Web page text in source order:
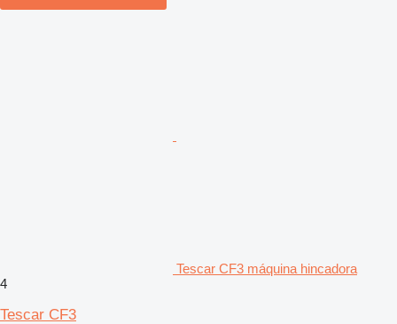
Tescar CF3 máquina hincadora
4
Tescar CF3